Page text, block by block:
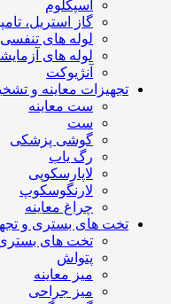
اسپکلوم
گاز استریل،
لوله های
لوله های
آنژیوکت
تجهیزات معاینه و
ست معاینه
ست
گوشی پزشکی
رگ یاب
لاپارسکوپی
لارنگوسکوپ
چراغ معاینه
تخت های بستری و
تخت های
پتواش
میز معاینه
میز جراحی